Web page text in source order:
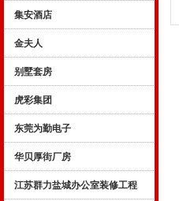
集安酒店
金夫人
别墅套房
虎彩集团
东莞为勤电子
华贝厚街厂房
江苏群力盐城办公室装修工程